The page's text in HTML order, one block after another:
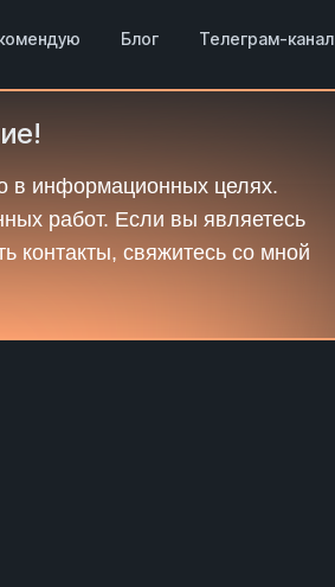
Блог Телеграм-канал
в информационных целях.
работ. Если вы являетесь
контакты, свяжитесь со мной